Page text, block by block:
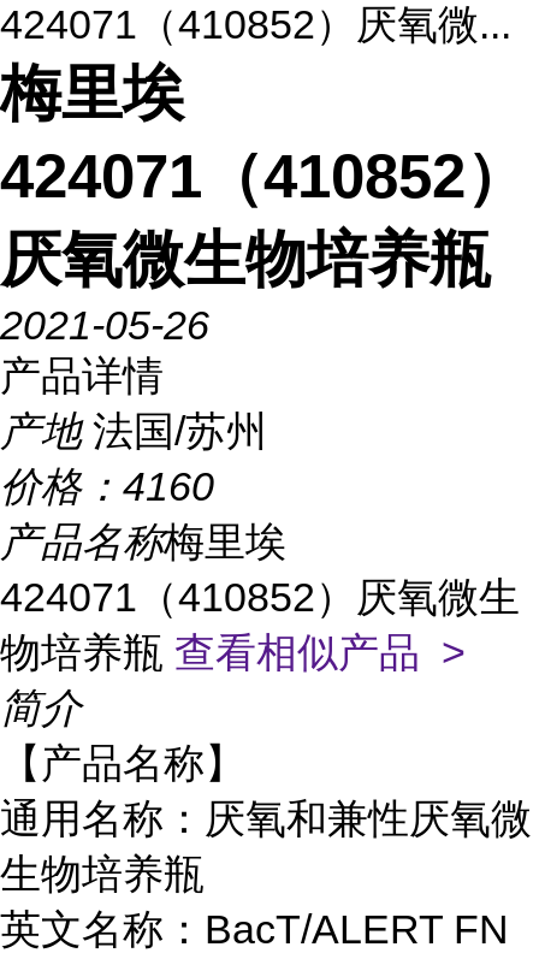
424071（410852）厌氧微...
梅里埃
424071（410852）
厌氧微生物培养瓶
2021-05-26
产品详情
产地 法国/苏州
价格： 4160
产品名称梅里埃
424071（410852）厌氧微生
物培养瓶 查看相似产品 >
简介
【产品名称】
通用名称：厌氧和兼性厌氧微
生物培养瓶
英文名称：BacT/ALERT FN